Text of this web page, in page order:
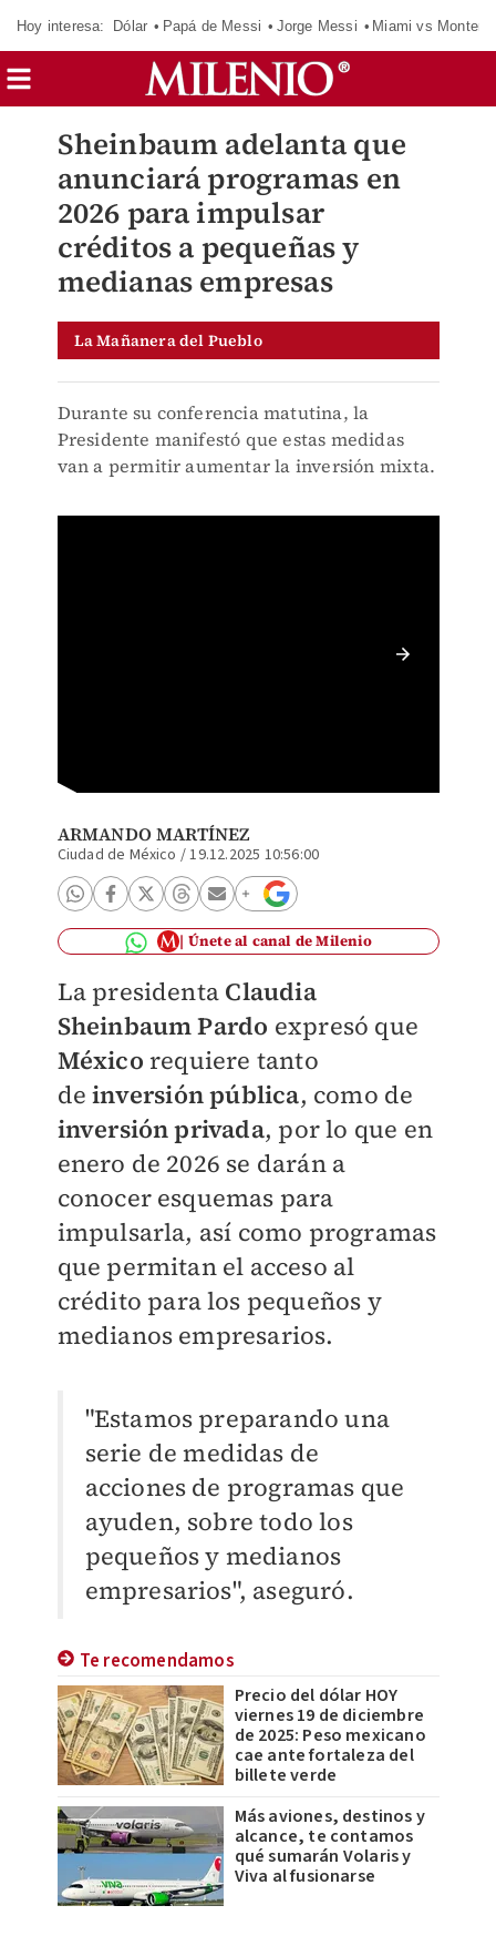
Hoy interesa: Dólar Papá de Messi Jorge Messi Miami vs
Sheinbaum adelanta que
anunciará programas en
2026 para impulsar
créditos a pequeñas y
medianas empresas
La Mañanera del Pueblo
Durante su conferencia matutina, la
Presidente manifestó que estas medidas
van a permitir aumentar la inversión mixta.
ARMANDO MARTÍNEZ
Ciudad de México /19.12.2025 10:56:00
Únete al canal de Milenio
La presidenta Claudia
Sheinbaum Pardo expresó que
México requiere tanto
deinversión pública, como de
inversión privada, por lo que en
enero de 2026 se darán a
conocer esquemas para
impulsarla, así como programas
que permitan el acceso al
crédito para los pequeños y
medianos empresarios.
"Estamos preparando una
serie de medidas de
acciones de programas que
ayuden, sobre todo los
pequeños y medianos
empresarios", aseguró.
Te recomendamos
Precio del dólar HOY
viernes 19 de diciembre
de 2025: Peso mexicano
cae ante fortaleza del
billete verde
Más aviones, destinos y
alcance, te contamos
qué sumarán Volaris y
Viva al fusionarse